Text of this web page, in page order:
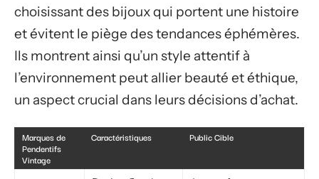
choisissant des bijoux qui portent une histoire
et évitent le piège des tendances éphémères.
Ils montrent ainsi qu’un style attentif à
l’environnement peut allier beauté et éthique,
un aspect crucial dans leurs décisions d’achat.
Marques de
Pendentifs
Vintage
Caractéristiques Public Cible